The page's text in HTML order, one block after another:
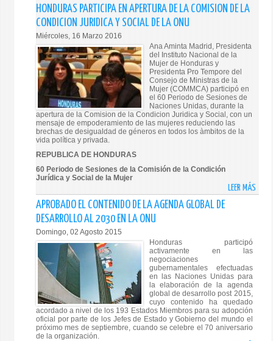
NOTA
DE
POR
LOS
EN
HONDURAS PARTICIPA EN APERTURA DE LA COMISION DE LA
CONDICION JURIDICA Y SOCIAL DE LA ONU
Miércoles, 16 Marzo 2016
Ana Aminta Madrid, Presidenta
del Instituto Nacional de la
Mujer de Honduras y
Presidenta Pro Tempore del
Consejo de Ministras de la
Mujer (COMMCA) participó en
el 60 Periodo de Sesiones de
Naciones Unidas, durante la
apertura de la Comision de la Condicion Juridica y Social, con un
mensaje de empoderamiento de las mujeres reduciendo las
brechas de desigualdad de géneros en todos los àmbitos de la
vida política y privada.
REPUBLICA DE HONDURAS
60 Periodo de Sesiones de la Comisión de la Condición
Jurídica y Social de la Mujer
LEER MÁS
APROBADO EL CONTENIDO DE LA AGENDA GLOBAL DE
DESARROLLO AL 2030 EN LA ONU
Domingo, 02 Agosto 2015
Honduras participó
activamente en las
negociaciones
gubernamentales efectuadas
en las Naciones Unidas para
la elaboración de la agenda
global de desarrollo post 2015,
cuyo contenido ha quedado
acordado a nivel de los 193 Estados Miembros para su adopción
oficial por parte de los Jefes de Estado y Gobierno del mundo el
próximo mes de septiembre, cuando se celebre el 70 aniversario
de la organización.